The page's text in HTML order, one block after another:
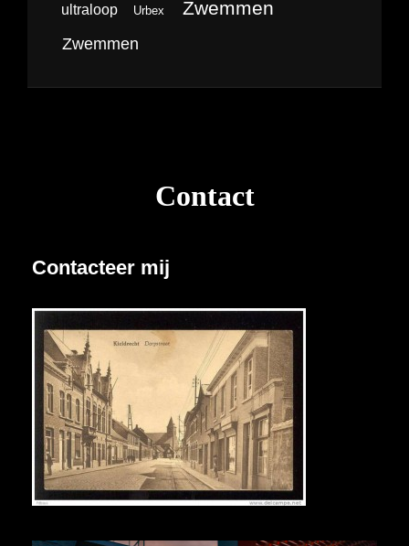
ultraloop Urbex Zwemmen
Zwemmen
Contact
Contacteer mij